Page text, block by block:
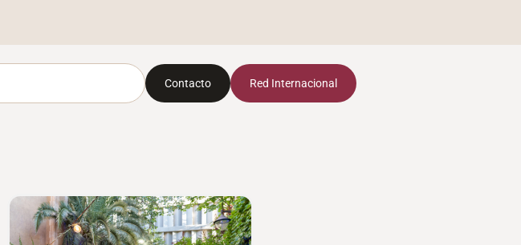
Contacto Red Internacional